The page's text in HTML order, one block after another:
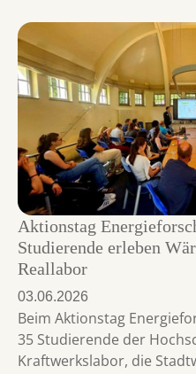
Aktionstag
Studierende erleben
Reallabor
03.06.2026
Beim Aktionstag
35 Studierende der
Kraftwerkslabor, die